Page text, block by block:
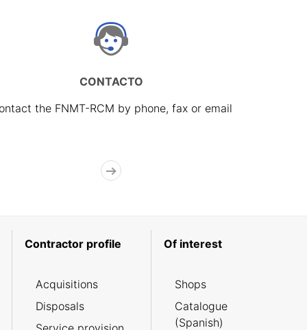
CONTACTO
the FNMT-RCM by phone, fax or email
Contractor profile
Acquisitions
Disposals
Of interest
Shops
Catalogue
(Spanish)